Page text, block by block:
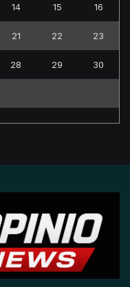
14 15 16
21 22 23
28 29 30